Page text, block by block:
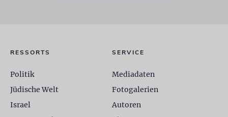
RESSORTS
Politik
Jüdische Welt
Israel
SERVICE
Mediadaten
Fotogalerien
Autoren